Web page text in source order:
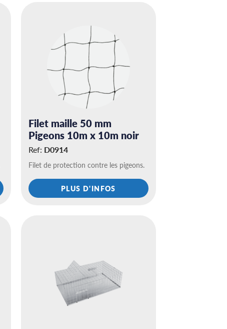
Filet maille 50 mm
Pigeons 10m x 10m noir
Ref: D0914
Filet de protection contre les pigeons.
PLUS D'INFOS